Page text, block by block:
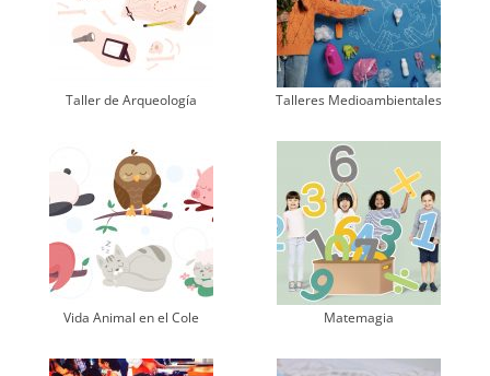
Taller de Arqueología Talleres Medioambientales
Vida Animal en el Cole Matemagia